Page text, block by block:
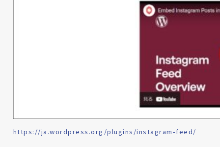
https://ja.wordpress.org/plugins/instagram-feed/